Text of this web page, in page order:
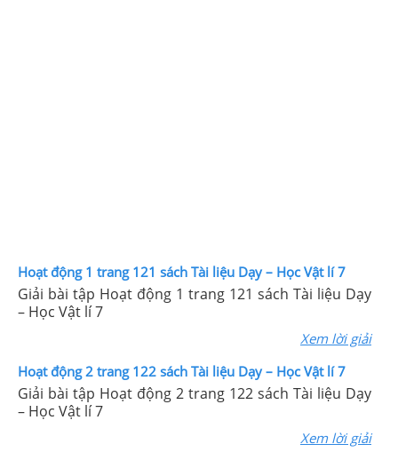
Hoạt động 1 trang 121 sách Tài liệu Dạy – Học Vật lí 7
Giải bài tập Hoạt động 1 trang 121 sách Tài liệu Dạy
– Học Vật lí 7
Xem lời giải
Hoạt động 2 trang 122 sách Tài liệu Dạy – Học Vật lí 7
Giải bài tập Hoạt động 2 trang 122 sách Tài liệu Dạy
– Học Vật lí 7
Xem lời giải